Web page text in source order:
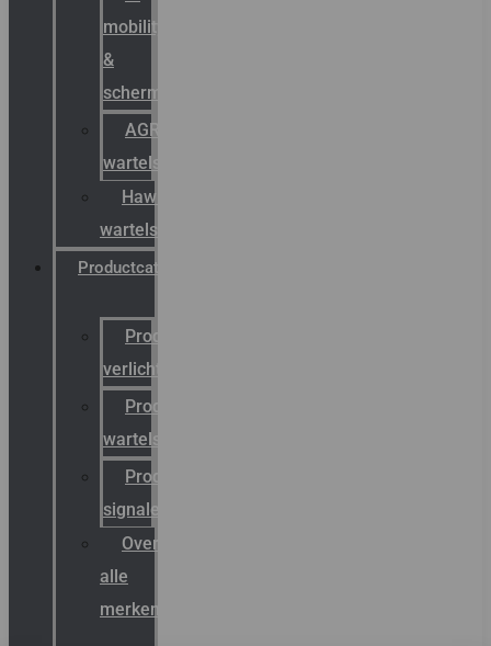
mobility
&
schermstromen
AGRO
wartels
Hawke
wartels
Productcatalogus
Productcatalogus
verlichting
Productcatalogus
wartels
Productcatalogus
signalering
Overzicht
alle
merken